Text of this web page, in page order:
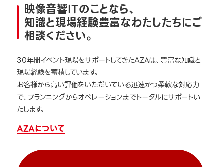
映像音響ITのことなら、
知識と現場経験豊富なわたしたちにご
相談ください。
30年間イベント現場をサポートしてきたAZAは、豊富な知識と
現場経験を蓄積しています。
お客様から高い評価をいただいている迅速かつ柔軟な対応力
で、プランニングからオペレーションまでトータルにサポートい
たします。
AZAについて